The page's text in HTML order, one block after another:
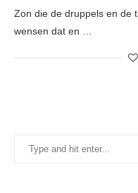
Zon die de druppels en de
wensen dat en …